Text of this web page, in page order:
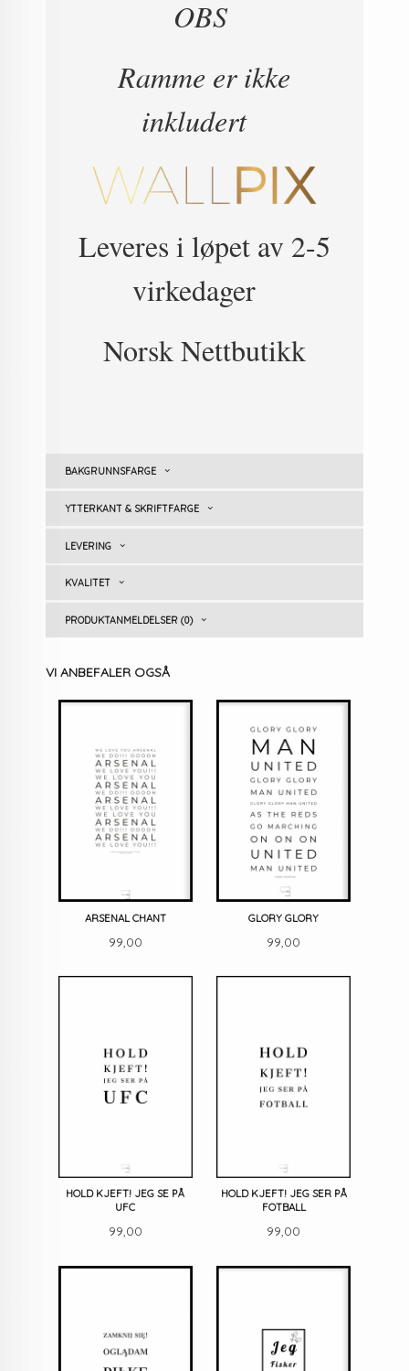
OBS
Ramme er ikke
inkludert
Leveres i løpet av 2-5
virkedager
Norsk Nettbutikk
BAKGRUNNSFARGE
YTTERKANT & SKRIFTFARGE
LEVERING
KVALITET
PRODUKTANMELDELSER (0)
VI ANBEFALER OGSÅ
ARSENAL CHANT
Pris
99,00
GLORY GLORY
Pris
99,00
HOLD KJEFT! JEG SE PÅ
UFC
Pris
99,00
HOLD KJEFT! JEG SER PÅ
FOTBALL
Pris
99,00